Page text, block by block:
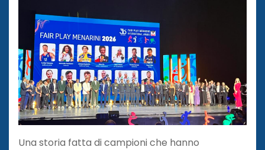
Una storia fatta di campioni che hanno